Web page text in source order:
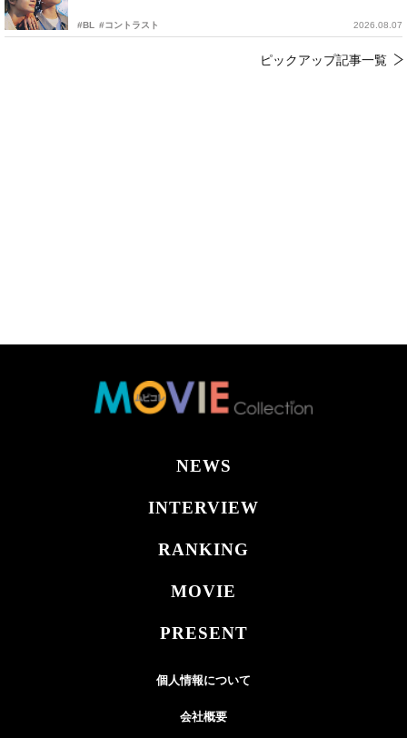
#BL #コントラスト 2026.08.07
ピックアップ記事一覧
NEWS
INTERVIEW
RANKING
MOVIE
PRESENT
個人情報について
会社概要